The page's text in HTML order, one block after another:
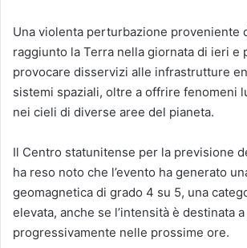
Una violenta perturbazione proveniente
raggiunto la Terra nella giornata di ieri e
provocare disservizi alle infrastrutture
sistemi spaziali, oltre a offrire fenomeni
nei cieli di diverse aree del pianeta.
Il Centro statunitense per la previsione
ha reso noto che l’evento ha generato
geomagnetica di grado 4 su 5, una
elevata, anche se l’intensità è destinata
progressivamente nelle prossime ore.